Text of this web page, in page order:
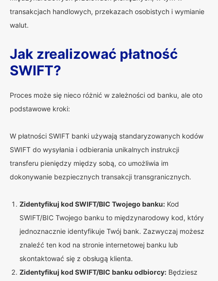
transakcjach handlowych, przekazach osobistych i wymianie
walut.
Jak zrealizować płatność
SWIFT?
Proces może się nieco różnić w zależności od banku, ale oto
podstawowe kroki:
W płatności SWIFT banki używają standaryzowanych kodów
SWIFT do wysyłania i odbierania unikalnych instrukcji
transferu pieniędzy między sobą, co umożliwia im
dokonywanie bezpiecznych transakcji transgranicznych.
Zidentyfikuj kod SWIFT/BIC Twojego banku: Kod
SWIFT/BIC Twojego banku to międzynarodowy kod, który
jednoznacznie identyfikuje Twój bank. Zazwyczaj możesz
znaleźć ten kod na stronie internetowej banku lub
skontaktować się z obsługą klienta.
Zidentyfikuj kod SWIFT/BIC banku odbiorcy: Będziesz